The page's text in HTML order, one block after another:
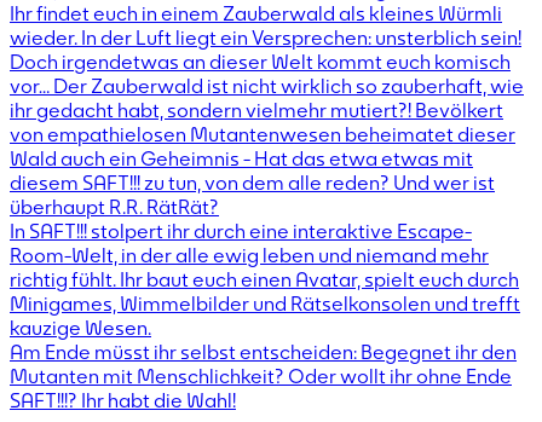
Ihr findet euch in einem Zauberwald als kleines Würmli
wieder. In der Luft liegt ein Versprechen: unsterblich sein!
Doch irgendetwas an dieser Welt kommt euch komisch
vor… Der Zauberwald ist nicht wirklich so zauberhaft, wie
ihr gedacht habt, sondern vielmehr mutiert?! Bevölkert
von empathielosen Mutantenwesen beheimatet dieser
Wald auch ein Geheimnis - Hat das etwa etwas mit
diesem SAFT!!! zu tun, von dem alle reden? Und wer ist
überhaupt R.R. RätRät?
In SAFT!!! stolpert ihr durch eine interaktive Escape-
Room-Welt, in der alle ewig leben und niemand mehr
richtig fühlt. Ihr baut euch einen Avatar, spielt euch durch
Minigames, Wimmelbilder und Rätselkonsolen und trefft
kauzige Wesen.
Am Ende müsst ihr selbst entscheiden: Begegnet ihr den
Mutanten mit Menschlichkeit? Oder wollt ihr ohne Ende
SAFT!!!? Ihr habt die Wahl!